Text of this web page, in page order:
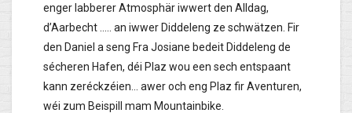
enger labberer Atmosphär iwwert den Alldag,
d’Aarbecht ….. an iwwer Diddeleng ze schwätzen. Fir
den Daniel a seng Fra Josiane bedeit Diddeleng de
sécheren Hafen, déi Plaz wou een sech entspaant
kann zeréckzéien… awer och eng Plaz fir Aventuren,
wéi zum Beispill mam Mountainbike.